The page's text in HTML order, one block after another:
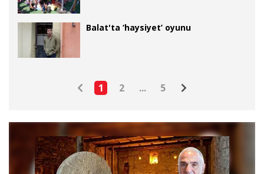
Balat'ta ‘haysiyet’ oyunu
1 2 ... 5